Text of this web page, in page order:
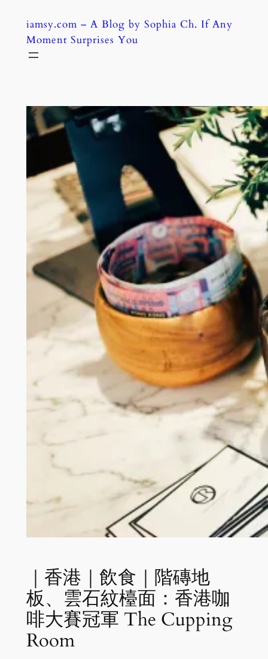
content
iamsy.com – A Blog by Sophia Ch. If Any
Moment Surprises You
｜香港｜飲食｜階磚地
板、雲石紋檯面：香港咖
啡大賽冠軍 The Cupping
Room